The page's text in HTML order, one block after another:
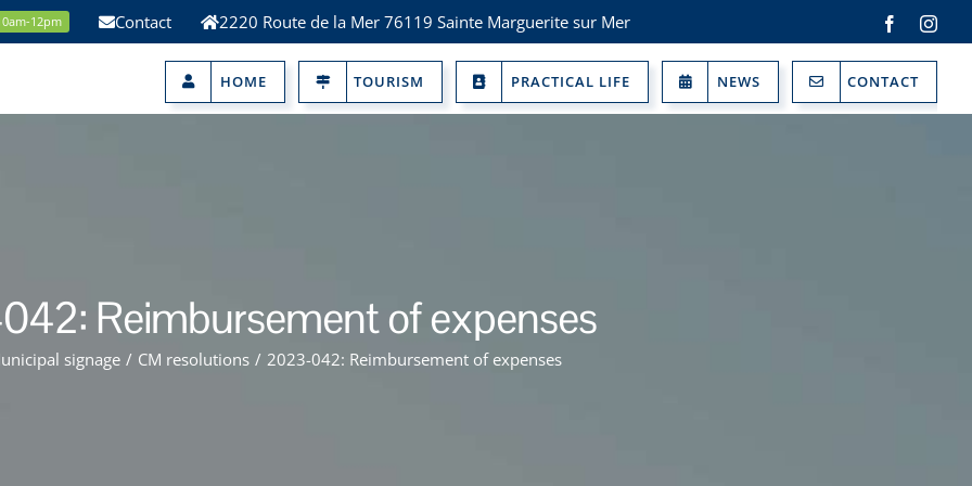
12pm Contact 2220 Route de la Mer 76119 Sainte Marguerite sur Mer Facebook
HOME TOURISM PRACTICAL LIFE NEWS CONTACT
Reimbursement of expenses
signage / CM resolutions / 2023-042: Reimbursement of expenses